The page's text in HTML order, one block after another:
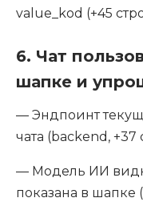
value_kod (+45
6. Чат
шапке и
— Эндпоинт
чата (backend, +37
— Модель ИИ
показана в шапке